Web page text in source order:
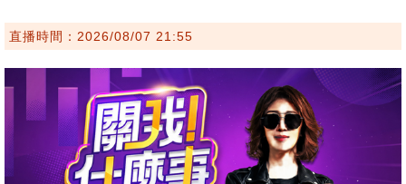
直播時間：2026/08/07 21:55